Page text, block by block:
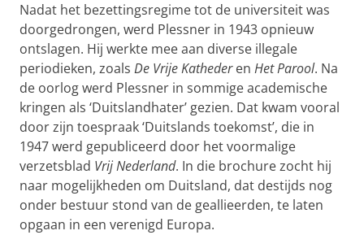
Nadat het bezettingsregime tot de universiteit was
doorgedrongen, werd Plessner in 1943 opnieuw
ontslagen. Hij werkte mee aan diverse illegale
periodieken, zoals De Vrije Kathederen Het Parool. Na
de oorlog werd Plessner in sommige academische
kringen als ‘Duitslandhater’ gezien. Dat kwam vooral
door zijn toespraak ‘Duitslands toekomst’, die in
1947 werd gepubliceerd door het voormalige
verzetsblad Vrij Nederland. In die brochure zocht hij
naar mogelijkheden om Duitsland, dat destijds nog
onder bestuur stond van de geallieerden, te laten
opgaan in een verenigd Europa.